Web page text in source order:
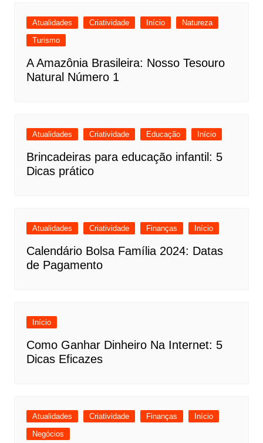
Atualidades Criatividade Início
Natureza
Turismo
A Amazônia Brasileira: Nosso Tesouro
Natural Número 1
Atualidades Criatividade Educação Início
Brincadeiras para educação infantil: 5
Dicas prático
Atualidades Criatividade Finanças Início
Calendário Bolsa Família 2024: Datas
de Pagamento
Início
Como Ganhar Dinheiro Na Internet: 5
Dicas Eficazes
Atualidades Criatividade Finanças
Início
Negócios